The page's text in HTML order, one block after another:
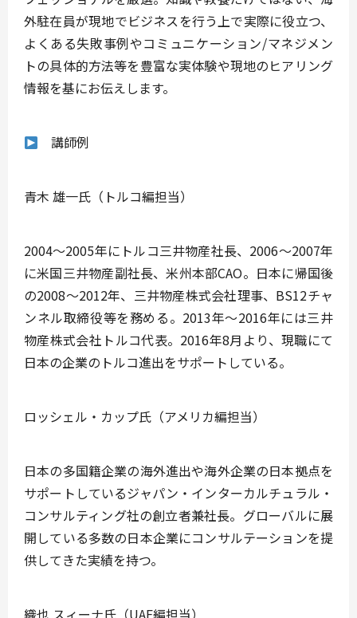
外駐在員が現地でビジネスを行う上で実際に役立つ、
よくある失敗事例やコミュニケーション/マネジメン
トの具体的方法等を豊富な実体験や現地のヒアリング
情報を基にお伝えします。
講師例
青木 雄一氏（トルコ編担当）
2004～2005年にトルコ三井物産社長、2006～2007年
に米国三井物産副社長、米州本部CAO。日本に帰国後
の2008～2012年、三井物産株式会社理事、BS12チャ
ンネル取締役等を務める。2013年～2016年には三井
物産株式会社トルコ代表。2016年8月より、現職にて
日本の企業のトルコ進出をサポートしている。
ロッシェル・カップ氏（アメリカ編担当）
日本の多国籍企業の海外進出や海外企業の日本拠点を
サポートしているジャパン・インターカルチュラル・
コンサルティング社の創立者兼社長。グローバルに展
開している多数の日本企業にコンサルテーションを提
供してきた実績を持つ。
織也 スィーナ氏（UAE編担当）